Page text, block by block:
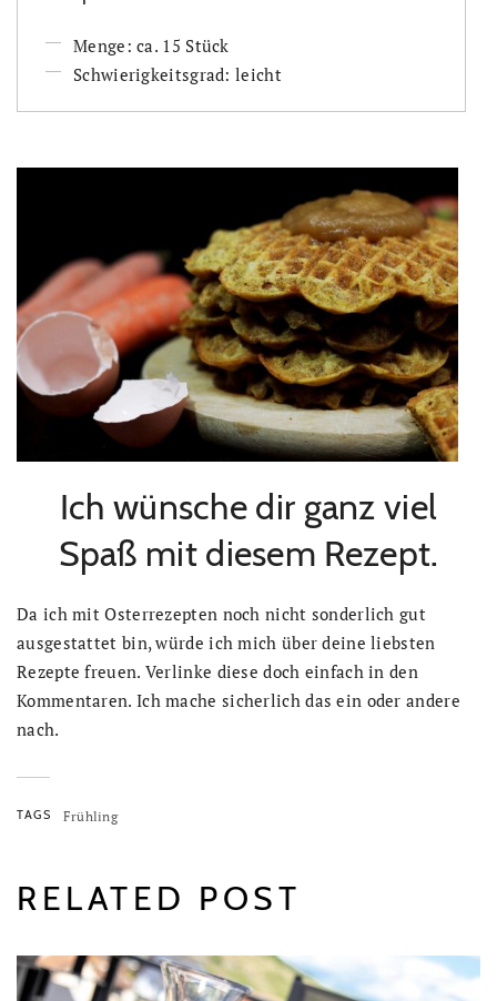
Menge: ca. 15 Stück
Schwierigkeitsgrad: leicht
Ich wünsche dir ganz viel
Spaß mit diesem Rezept.
Da ich mit Osterrezepten noch nicht sonderlich gut
ausgestattet bin, würde ich mich über deine liebsten
Rezepte freuen. Verlinke diese doch einfach in den
Kommentaren. Ich mache sicherlich das ein oder andere
nach.
TAGS Frühling
RELATED POST